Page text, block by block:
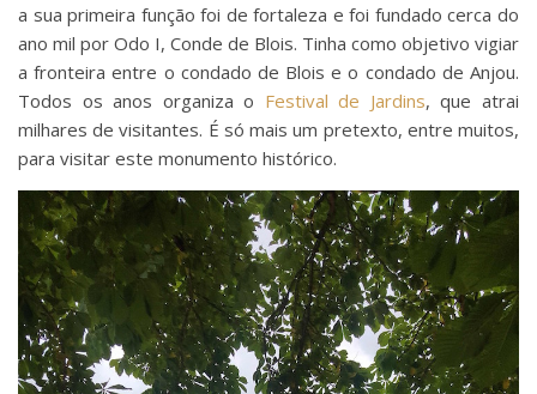
a sua primeira função foi de fortaleza e foi fundado cerca do
ano mil por Odo I, Conde de Blois. Tinha como objetivo vigiar
a fronteira entre o condado de Blois e o condado de Anjou.
Todos os anos organiza o Festival de Jardins, que atrai
milhares de visitantes. É só mais um pretexto, entre muitos,
para visitar este monumento histórico.